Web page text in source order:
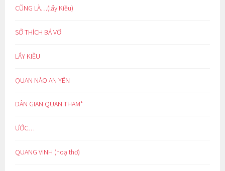
CŨNG LÀ…(lẩy Kiều)
SỞ THÍCH BÁ VƠ
LẨY KIỀU
QUAN NÀO AN YÊN
DÂN GIAN QUAN THAM*
ƯỚC…
QUANG VINH (hoạ thơ)